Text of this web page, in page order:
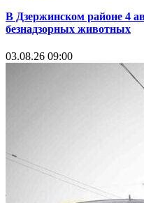
В Дзержинском районе 4
безнадзорных животных
03.08.26 09:00